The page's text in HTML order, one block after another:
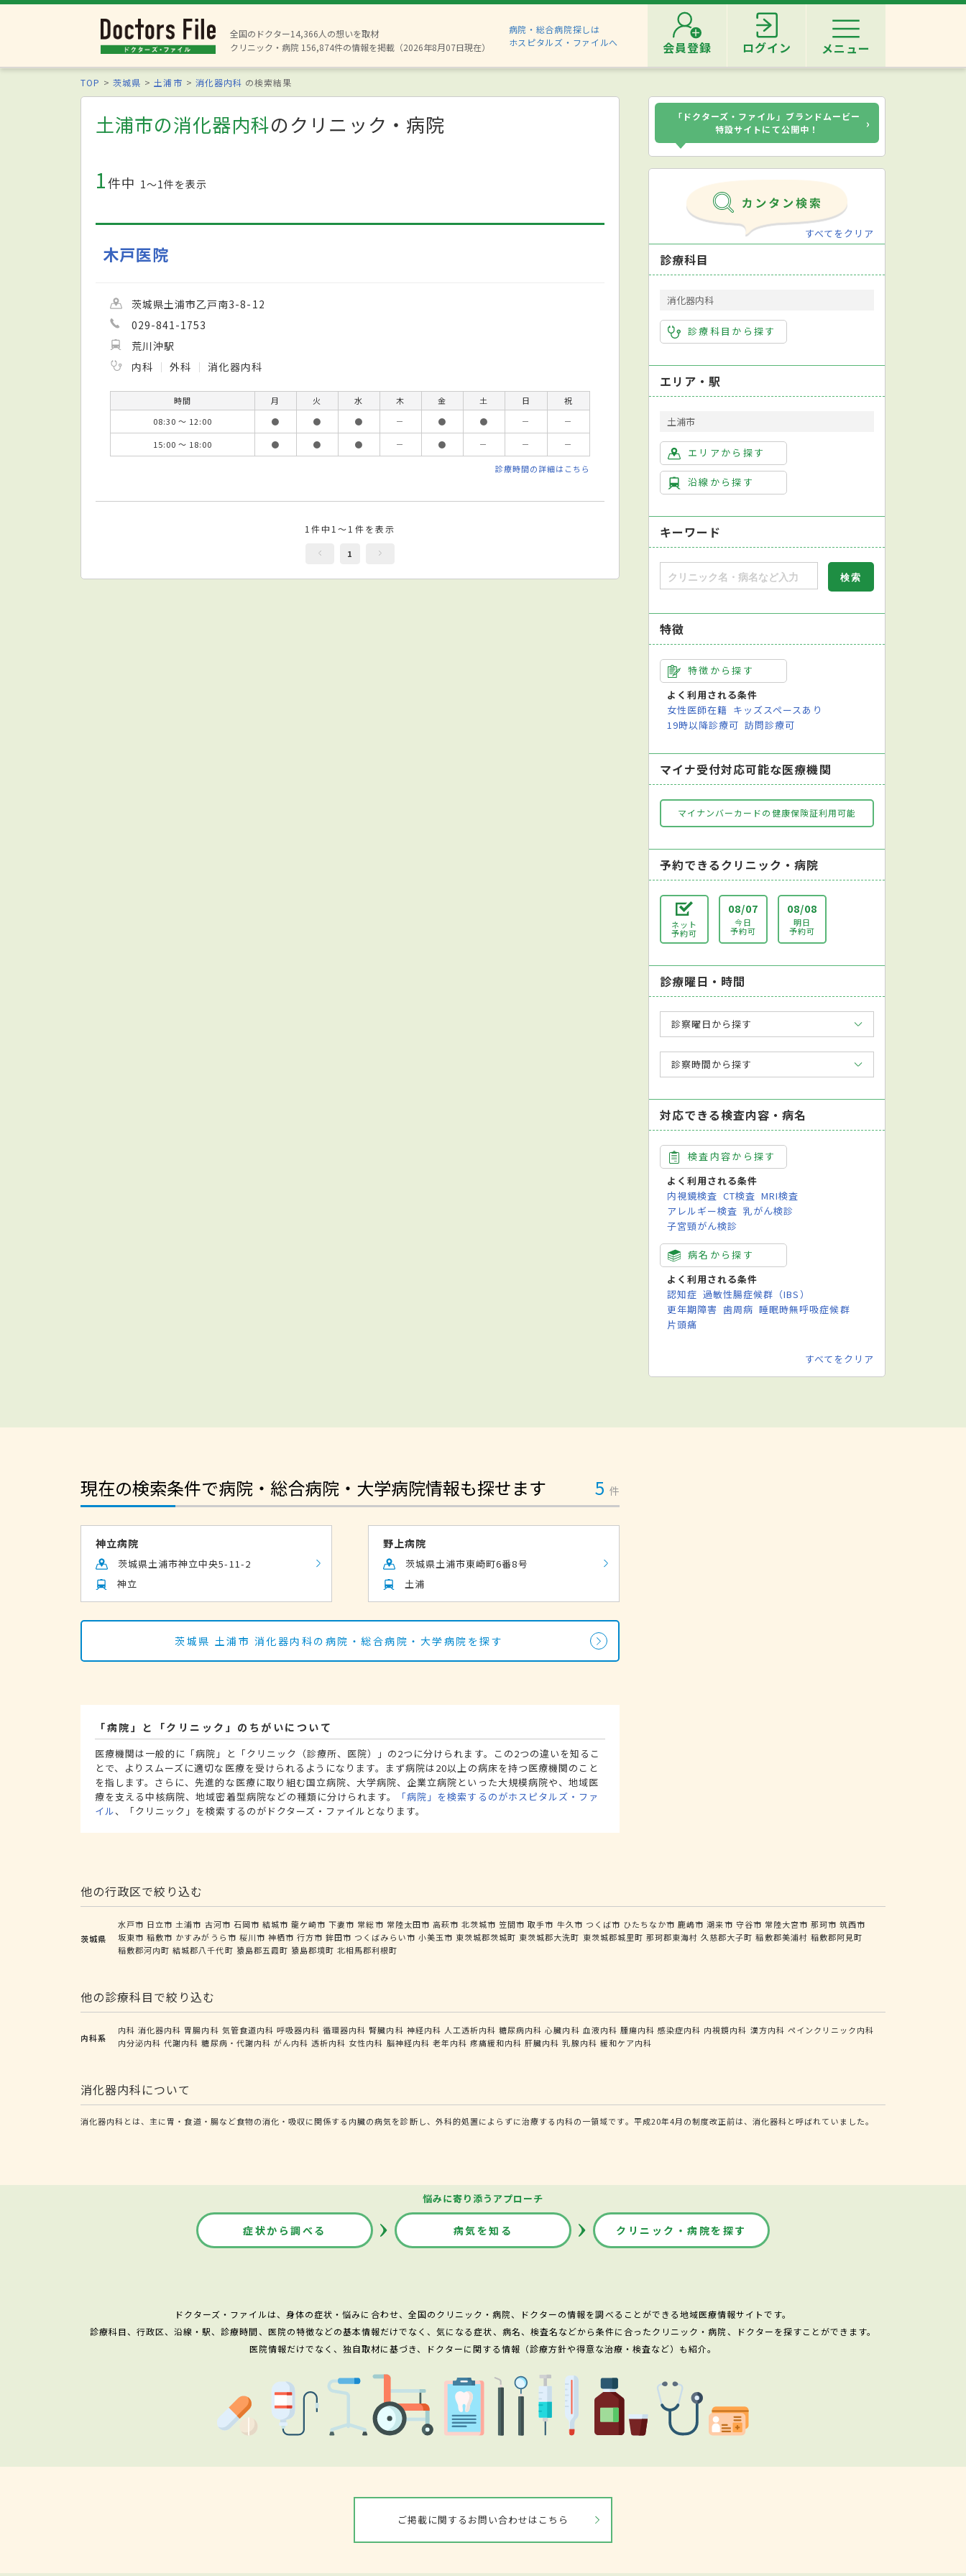
全国のドクター14,366人の想いを取材
クリニック・病院 156,874件の情報を掲載（2026年8月07日現在）
病院・総合病院探しは
ホスピタルズ・ファイルへ
会員登録 ログイン メニュー
TOP 茨城県 土浦市 消化器内科 の検索結果
土浦市の消化器内科のクリニック・病院
1件中 1〜1件を表示
木戸医院
茨城県土浦市乙戸南3-8-12
029-841-1753
荒川沖駅
内科
外科 消化器内科
時間 月 火 水 木 金 土 日
祝
08:30 ～ 12:00
● ● ● － ● ● －
－
15:00 ～ 18:00
● ● ● － ● － － －
診療時間の詳細はこちら
1件中1～1件を表示
1
「ドクターズ・ファイル」ブランドムービー
特設サイトにて公開中！
›
すべてをクリア
診療科目
消化器内科
診療科目から探す
エリア・駅
土浦市
エリアから探す
沿線から探す
キーワード
特徴
特徴から探す
よく利用される条件
女性医師在籍 キッズスペースあり
19時以降診療可 訪問診療可
マイナ受付対応可能な医療機関
マイナンバーカードの健康保険証利用可能
予約できるクリニック・病院
ネット
予約可
08/07
今日
予約可
08/08
明日
予約可
診療曜日・時間
診察曜日から探す
診察時間から探す
対応できる検査内容・病名
検査内容から探す
よく利用される条件
内視鏡検査 CT検査 MRI検査
アレルギー検査 乳がん検診
子宮頸がん検診
病名から探す
よく利用される条件
認知症 過敏性腸症候群（IBS）
更年期障害 歯周病 睡眠時無呼吸症候群
片頭痛
すべてをクリア
現在の検索条件で病院・総合病院・大学病院情報も探せます 5 件
神立病院
茨城県土浦市神立中央5-11-2
神立
野上病院
茨城県土浦市東崎町6番8号
土浦
茨城県 土浦市 消化器内科の病院・総合病院・大学病院を探す
「病院」と「クリニック」のちがいについて
医療機関は一般的に「病院」と「クリニック（診療所、医院）」の2つに分けられます。この2つの違いを知るこ
とで、よりスムーズに適切な医療を受けられるようになります。まず病院は20以上の病床を持つ医療機関のこと
を指します。さらに、先進的な医療に取り組む国立病院、大学病院、企業立病院といった大規模病院や、地域医
療を支える中核病院、地域密着型病院などの種類に分けられます。
「病院」を検索するのがホスピタルズ・ファ
イル、「クリニック」を検索するのがドクターズ・ファイルとなります。
他の行政区で絞り込む
茨城県
水戸市 日立市 土浦市 古河市 石岡市 結城市 龍ケ崎市 下妻市 常総市 常陸太田市 高萩市 北茨城市 笠間市 取手市 牛久市 つくば市 ひたちなか市 鹿嶋市 潮来市 守谷市 常陸大宮市 那珂市 筑西市
坂東市 稲敷市 かすみがうら市 桜川市 神栖市 行方市 鉾田市 つくばみらい市 小美玉市 東茨城郡茨城町 東茨城郡大洗町 東茨城郡城里町 那珂郡東海村 久慈郡大子町 稲敷郡美浦村 稲敷郡阿見町
稲敷郡河内町 結城郡八千代町 猿島郡五霞町 猿島郡境町 北相馬郡利根町
他の診療科目で絞り込む
内科系
内科 消化器内科 胃腸内科 気管食道内科 呼吸器内科 循環器内科 腎臓内科 神経内科 人工透析内科 糖尿病内科 心臓内科 血液内科 腫瘍内科 感染症内科 内視鏡内科 漢方内科 ペインクリニック内科
内分泌内科 代謝内科 糖尿病・代謝内科 がん内科 透析内科 女性内科 脳神経内科 老年内科 疼痛緩和内科 肝臓内科 乳腺内科 緩和ケア内科
消化器内科について
消化器内科とは、主に胃・食道・腸など食物の消化・吸収に関係する内臓の病気を診断し、外科的処置によらずに治療する内科の一領域です。平成20年4月の制度改正前は、消化器科と呼ばれていました。
悩みに寄り添うアプローチ
症状から調べる 病気を知る クリニック・病院を探す
ドクターズ・ファイルは、身体の症状・悩みに合わせ、全国のクリニック・病院、ドクターの情報を調べることができる地域医療情報サイトです。
診療科目、行政区、沿線・駅、診療時間、医院の特徴などの基本情報だけでなく、気になる症状、病名、検査名などから条件に合ったクリニック・病院、ドクターを探すことができます。
医院情報だけでなく、独自取材に基づき、ドクターに関する情報（診療方針や得意な治療・検査など）も紹介。
ご掲載に関するお問い合わせはこちら